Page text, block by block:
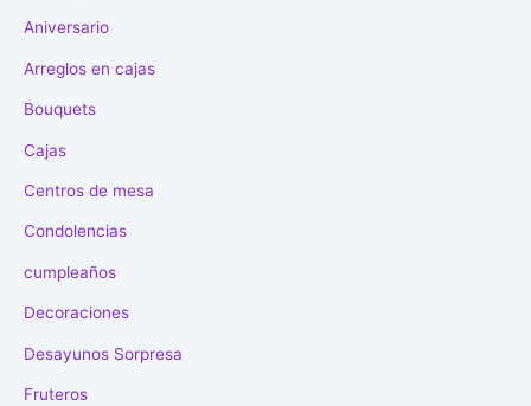
Aniversario
Arreglos en cajas
Bouquets
Cajas
Centros de mesa
Condolencias
cumpleaños
Decoraciones
Desayunos Sorpresa
Fruteros